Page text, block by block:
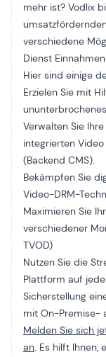
mehr ist? Vodlix
verschiedene
Dienst
Hier sind einige
Erzielen Sie mit
Verwalten Sie
integrierten
(Backend CMS).
Bekämpfen Sie
Video-DRM-
Maximieren Sie
verschiedener
TVOD)
Nutzen Sie die
Plattform auf
Sicherstellung
mit On-Premise-
Melden Sie sich
an. Es hilft Ihnen,